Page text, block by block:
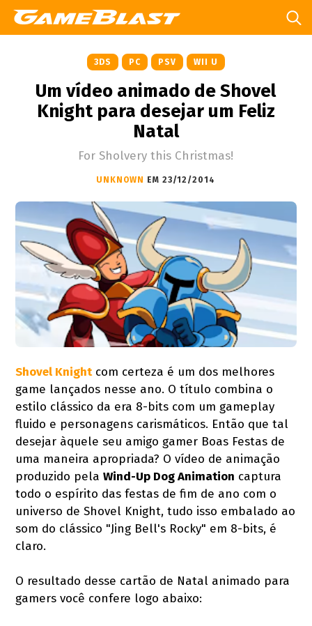
3DS PC PSV WII U
Um vídeo animado de Shovel
Knight para desejar um Feliz
Natal
For Sholvery this Christmas!
UNKNOWN EM 23/12/2014
Shovel Knightcom certeza é um dos melhores
game lançados nesse ano. O título combina o
estilo clássico da era 8-bits com um gameplay
fluido e personagens carismáticos. Então que tal
desejar àquele seu amigo gamer Boas Festas de
uma maneira apropriada? O vídeo de animação
produzido pelaWind-Up Dog Animation captura
todo o espírito das festas de fim de ano com o
universo de Shovel Knight, tudo isso embalado ao
som do clássico "Jing Bell's Rocky" em 8-bits, é
claro.
O resultado desse cartão de Natal animado para
gamers você confere logo abaixo: